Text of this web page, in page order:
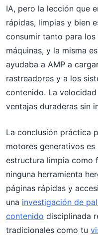
IA, pero la lección que
rápidas, limpias y bien
consumir tanto para
máquinas, y la misma
ayudaba a AMP a
rastreadores y a los
contenido. La
ventajas duraderas sin
La conclusión práctica
motores generativos
estructura limpia como
ninguna herramienta
páginas rápidas y
una investigación de
contenido disciplinada
tradicionales como tu